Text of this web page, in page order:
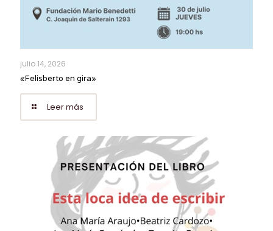
julio 14, 2026
«Felisberto en gira»
Leer más